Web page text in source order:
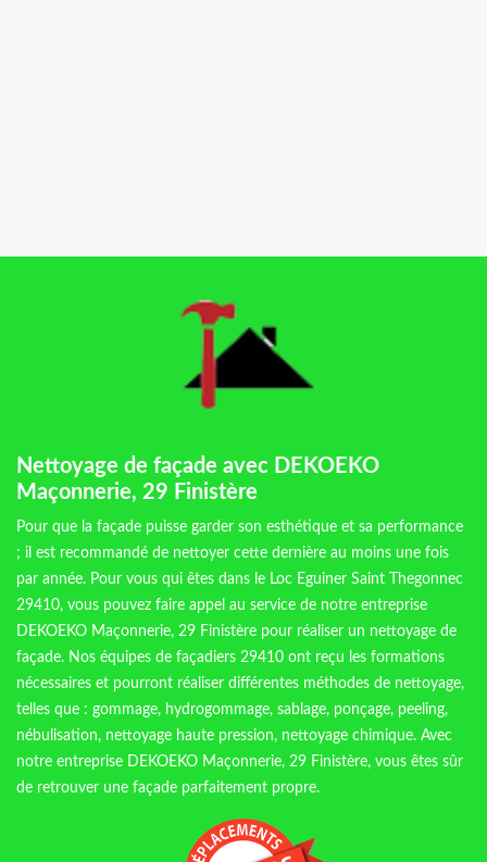
Nettoyage de façade avec DEKOEKO
Maçonnerie, 29 Finistère
Pour que la façade puisse garder son esthétique et sa performance
; il est recommandé de nettoyer cette dernière au moins une fois
par année. Pour vous qui êtes dans le Loc Eguiner Saint Thegonnec
29410, vous pouvez faire appel au service de notre entreprise
DEKOEKO Maçonnerie, 29 Finistère pour réaliser un nettoyage de
façade. Nos équipes de façadiers 29410 ont reçu les formations
nécessaires et pourront réaliser différentes méthodes de nettoyage,
telles que : gommage, hydrogommage, sablage, ponçage, peeling,
nébulisation, nettoyage haute pression, nettoyage chimique. Avec
notre entreprise DEKOEKO Maçonnerie, 29 Finistère, vous êtes sûr
de retrouver une façade parfaitement propre.